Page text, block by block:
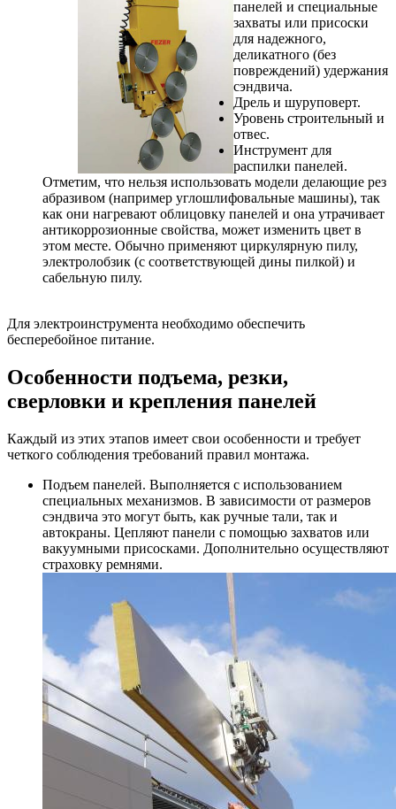
панелей и специальные
захваты или присоски
для надежного,
деликатного (без
повреждений) удержания
сэндвича.
Дрель и шуруповерт.
Уровень строительный и
отвес.
Инструмент для
распилки панелей.
Отметим, что нельзя использовать модели делающие рез
абразивом (например углошлифовальные машины), так
как они нагревают облицовку панелей и она утрачивает
антикоррозионные свойства, может изменить цвет в
этом месте. Обычно применяют циркулярную пилу,
электролобзик (с соответствующей дины пилкой) и
сабельную пилу.
Для электроинструмента необходимо обеспечить
бесперебойное питание.
Особенности подъема, резки,
сверловки и крепления панелей
Каждый из этих этапов имеет свои особенности и требует
четкого соблюдения требований правил монтажа.
Подъем панелей. Выполняется с использованием
специальных механизмов. В зависимости от размеров
сэндвича это могут быть, как ручные тали, так и
автокраны. Цепляют панели с помощью захватов или
вакуумными присосками. Дополнительно осуществляют
страховку ремнями.